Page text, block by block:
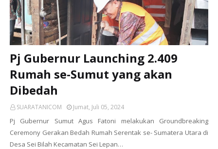
Pj Gubernur Launching 2.409
Rumah se-Sumut yang akan
Dibedah
SUARATANICOM Jumat, Juli 05, 2024
Pj Gubernur Sumut Agus Fatoni melakukan Groundbreaking
Ceremony Gerakan Bedah Rumah Serentak se- Sumatera Utara di
Desa Sei Bilah Kecamatan Sei Lepan…